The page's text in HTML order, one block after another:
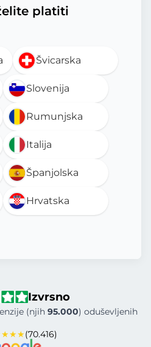
platiti
Švicarska
Slovenija
Rumunjska
Italija
Španjolska
Hrvatska
Izvrsno
(njih 95.000) oduševljenih
(70.416)